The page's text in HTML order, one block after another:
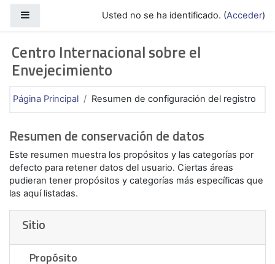
Usted no se ha identificado. (Acceder)
Centro Internacional sobre el
Envejecimiento
Página Principal Resumen de configuración del registro
Resumen de conservación de datos
Este resumen muestra los propósitos y las categorías por
defecto para retener datos del usuario. Ciertas áreas
pudieran tener propósitos y categorías más específicas que
las aquí listadas.
Sitio
Propósito